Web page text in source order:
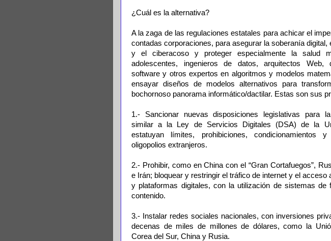
¿Cuál es la alternativa?
A la zaga de las regulaciones estatales para achicar el
contadas corporaciones, para asegurar la soberanía digital,
y el ciberacoso y proteger especialmente la salud
adolescentes, ingenieros de datos, arquitectos Web,
software y otros expertos en algoritmos y modelos
ensayar diseños de modelos alternativos para
bochornoso panorama informático/dactilar. Estas son sus
1.- Sancionar nuevas disposiciones legislativas para
similar a la Ley de Servicios Digitales (DSA) de la
estatuyan límites, prohibiciones, condicionamientos
oligopolios extranjeros.
2.- Prohibir, como en China con el “Gran Cortafuegos”,
e Irán; bloquear y restringir el tráfico de internet y el acceso
y plataformas digitales, con la utilización de sistemas de
contenido.
3.- Instalar redes sociales nacionales, con inversiones
decenas de miles de millones de dólares, como la
Corea del Sur, China y Rusia.